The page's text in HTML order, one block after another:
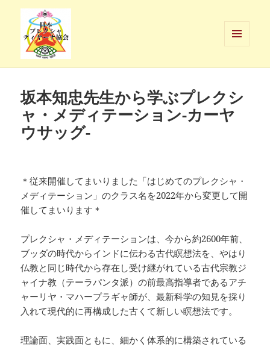
坂本知忠先生から学ぶプレクシ
ャ・メディテーション-カーヤ
ウサッグ-
＊従来開催してまいりました「はじめてのプレクシャ・
メディテーション」のクラス名を2022年から変更して開
催してまいります＊
プレクシャ・メディテーションは、今から約2600年前、
ブッダの時代からインドに伝わる古代瞑想法を、やはり
仏教と同じ時代から存在し受け継がれている古代宗教ジ
ャイナ教（テーラパンタ派）の前最高指導者であるアチ
ャーリヤ・マハープラギャ師が、最新科学の知見を採り
入れて現代的に再構成した古くて新しい瞑想法です。
理論面、実践面ともに、細かく体系的に構築されている